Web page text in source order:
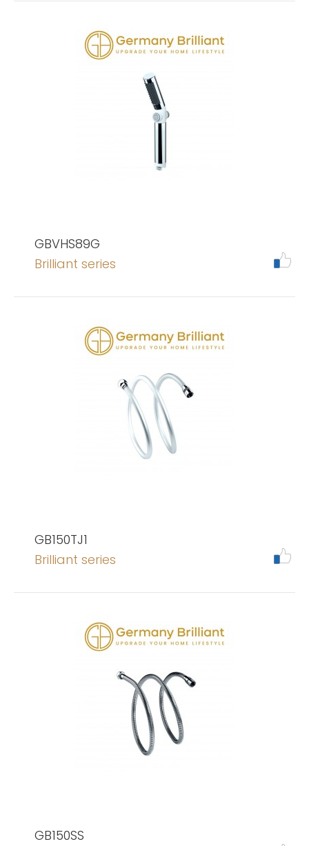
GBVHS89G
Brilliant series
GB150TJ1
Brilliant series
GB150SS